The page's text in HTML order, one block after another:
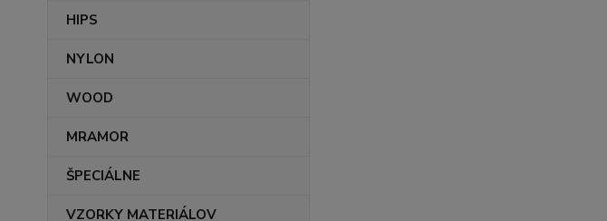
HIPS
NYLON
WOOD
MRAMOR
ŠPECIÁLNE
VZORKY MATERIÁLOV